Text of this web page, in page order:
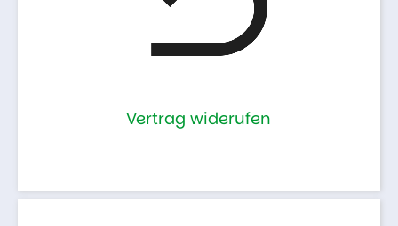
Vertrag widerufen